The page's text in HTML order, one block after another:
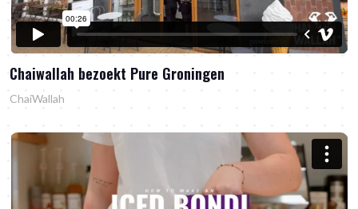
Chaiwallah bezoekt Pure Groningen
ChaiWallah